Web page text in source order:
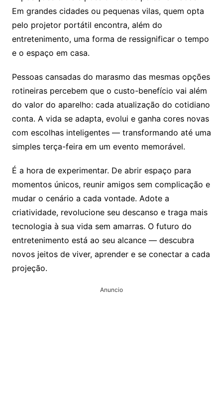
Em grandes cidades ou pequenas vilas, quem opta
pelo projetor portátil encontra, além do
entretenimento, uma forma de ressignificar o tempo
e o espaço em casa.
Pessoas cansadas do marasmo das mesmas opções
rotineiras percebem que o custo-benefício vai além
do valor do aparelho: cada atualização do cotidiano
conta. A vida se adapta, evolui e ganha cores novas
com escolhas inteligentes — transformando até uma
simples terça-feira em um evento memorável.
É a hora de experimentar. De abrir espaço para
momentos únicos, reunir amigos sem complicação e
mudar o cenário a cada vontade. Adote a
criatividade, revolucione seu descanso e traga mais
tecnologia à sua vida sem amarras. O futuro do
entretenimento está ao seu alcance — descubra
novos jeitos de viver, aprender e se conectar a cada
projeção.
Anuncio